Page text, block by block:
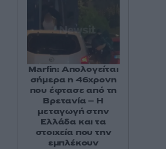
Marfin: Απολογείται
σήμερα η 46χρονη
που έφτασε από τη
Βρετανία – Η
μεταγωγή στην
Ελλάδα και τα
στοιχεία που την
εμπλέκουν